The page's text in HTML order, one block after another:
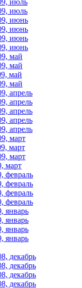
июль
июнь
июнь
июнь
июнь
май
май
май
май
апрель
апрель
апрель
апрель
апрель
март
март
март
март
февраль
февраль
февраль
февраль
январь
январь
январь
январь
декабрь
декабрь
декабрь
декабрь